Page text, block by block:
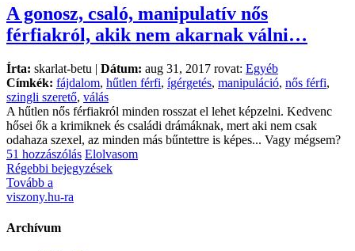
A gonosz, csaló, manipulatív nős
férfiakról, akik nem akarnak válni…
Írta: skarlat-betu | Dátum: aug 31, 2017 rovat: Egyéb
Címkék: fájdalom, hűtlen férfi, ígérgetés, manipuláció, nős férfi,
szingli szerető, válás
A hűtlen nős férfiakról minden rosszat el lehet képzelni. Kedvenc
hősei ők a krimiknek és családi drámáknak, mert aki nem csak
odahaza szexel, az minden más bűntettre is képes... Vagy mégsem?
51 hozzászólás Elolvasom
Régebbi bejegyzések
Tovább a
viszony.hu-ra
Archívum